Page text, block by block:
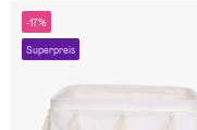
-17%
Superpreis